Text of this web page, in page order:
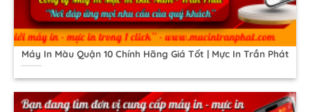
Máy In Màu Quận 10 Chính Hãng Giá Tốt | Mực In Trần Phát